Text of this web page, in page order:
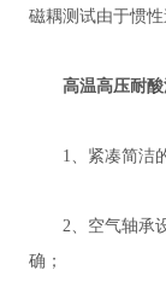
磁耦测试由于惯性
高温高压耐
1、紧凑简洁的
2、空气轴承设
确；